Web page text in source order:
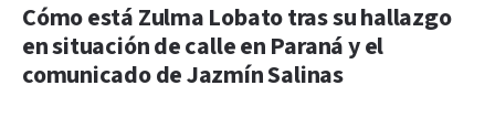
Cómo está Zulma Lobato tras su hallazgo
en situación de calle en Paraná y el
comunicado de Jazmín Salinas